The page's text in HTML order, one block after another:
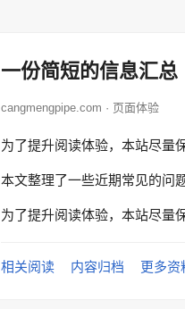
一份简短的信息汇总
cangmengpipe.com · 页面体验
为了提升阅读体验，本站尽量
本文整理了一些近期常见的问
为了提升阅读体验，本站尽量
相关阅读 内容归档 更多资